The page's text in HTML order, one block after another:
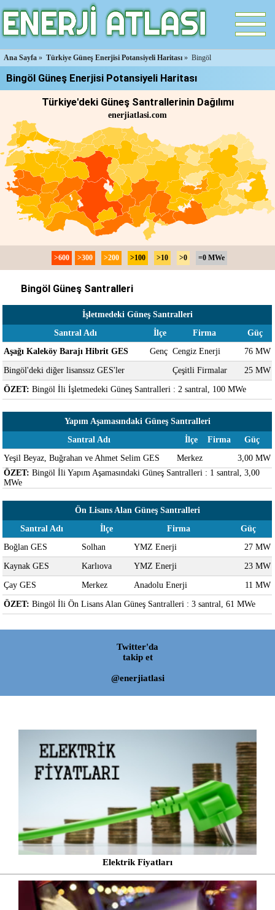
Ana Sayfa » Türkiye Güneş Enerjisi Potansiyeli Haritası » Bingöl
Bingöl Güneş Enerjisi Potansiyeli Haritası
Türkiye'deki Güneş Santrallerinin Dağılımı
enerjiatlasi.com
>600 >300 >200 >100 >10 >0 =0 MWe
Bingöl Güneş Santralleri
İşletmedeki Güneş Santralleri
Santral Adı
İlçe Firma
Güç
Aşağı Kaleköy Barajı Hibrit GES
Genç Cengiz Enerji 76 MW
Bingöl'deki diğer lisanssız GES'ler Çeşitli Firmalar 25 MW
ÖZET: Bingöl İli İşletmedeki Güneş Santralleri : 2 santral, 100 MWe
Yapım Aşamasındaki Güneş Santralleri
Santral Adı
İlçe Firma
Güç
Yeşil Beyaz, Buğrahan ve Ahmet Selim GES
Merkez
3,00 MW
ÖZET: Bingöl İli Yapım Aşamasındaki Güneş Santralleri : 1 santral, 3,00
MWe
Ön Lisans Alan Güneş Santralleri
Santral Adı
İlçe Firma
Güç
Boğlan GES
Solhan YMZ Enerji 27 MW
Kaynak GES Karlıova YMZ Enerji 23 MW
Çay GES Merkez Anadolu Enerji 11 MW
ÖZET: Bingöl İli Ön Lisans Alan Güneş Santralleri : 3 santral, 61 MWe
Twitter'da
takip et
@enerjiatlasi
Elektrik Fiyatları